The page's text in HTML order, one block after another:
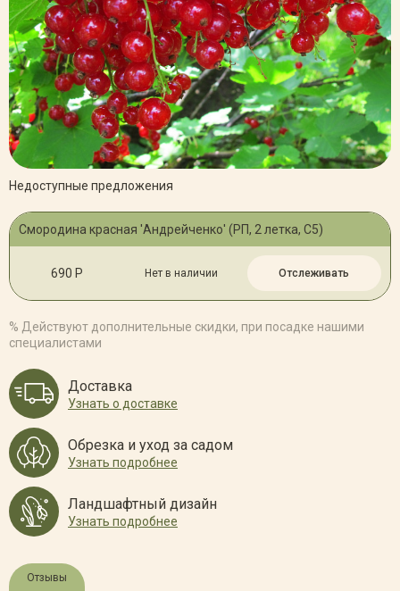
Недоступные предложения
Смородина красная 'Андрейченко' (РП, 2 летка, С5)
690 Р Нет в наличии Отслеживать
% Действуют дополнительные скидки, при посадке нашими
специалистами
Доставка
Узнать о доставке
Обрезка и уход за садом
Узнать подробнее
Ландшафтный дизайн
Узнать подробнее
Отзывы